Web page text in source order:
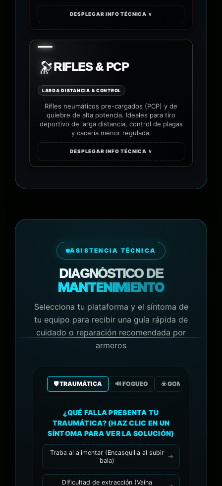
DESPLEGAR INFO TÉCNICA ∨
🔭RIFLES & PCP
LARGA DISTANCIA & CONTROL
Rifles neumáticos pre-cargados (PCP) y de
quiebre de alta potencia. Ideales para tiro
deportivo de larga distancia, control de plagas
y cacería menor regulada.
DESPLEGAR INFO TÉCNICA ∨
ASISTENCIA TÉCNICA
DIAGNÓSTICO DE
MANTENIMIENTO
Selecciona tu plataforma y el síntoma de
tu equipo para recibir una guía rápida de
cuidado o reparación recomendada por
armeros
🛡️ TRAUMÁTICA 🔊 FOGUEO ☣️ GOMA/GAS CO2
¿QUÉ FALLA PRESENTA TU
TRAUMÁTICA? (HAZ CLIC EN UN
SÍNTOMA PARA VER LA SOLUCIÓN)
Traba al alimentar (Encasquilla al subir
bala)
Dificultad de extracción (Vaina